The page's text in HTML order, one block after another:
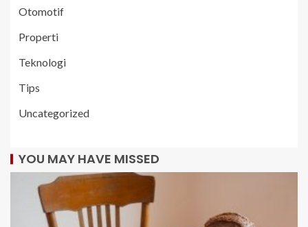
Otomotif
Properti
Teknologi
Tips
Uncategorized
YOU MAY HAVE MISSED